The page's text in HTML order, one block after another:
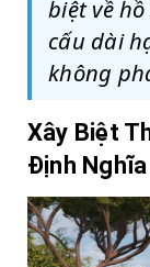
biệt về
cấu dài
không
Xây Biệt
Định